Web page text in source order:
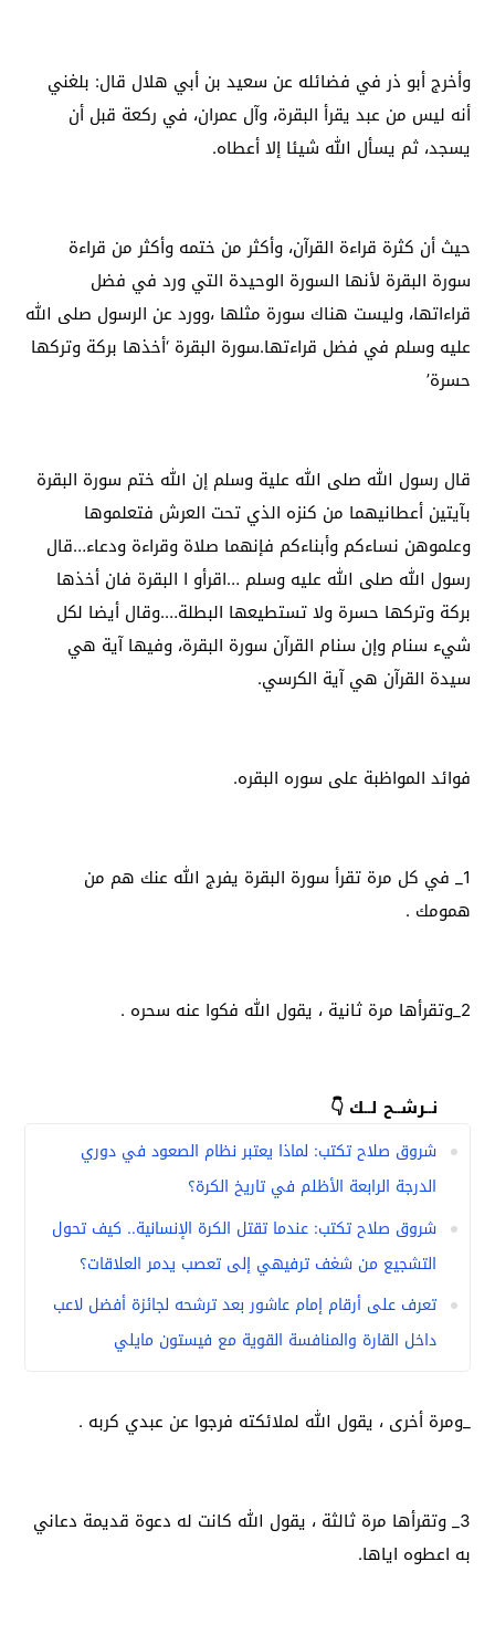
وأخرج أبو ذر في فضائله عن سعيد بن أبي هلال قال‏:‏ بلغني
أنه ليس من عبد يقرأ البقرة، وآل عمران، في ركعة قبل أن
يسجد، ثم يسأل الله شيئا إلا أعطاه‏.
حيث أن كثرة قراءة القرآن، وأكثر من ختمه وأكثر من قراءة
سورة البقرة لأنها السورة الوحيدة التي ورد في فضل
قراءاتها، وليست هناك سورة مثلها ،وورد عن الرسول صلى الله
عليه وسلم في فضل قراءتها.سورة البقرة ‘أخذها بركة وتركها
حسرة’
قال رسول الله صلى الله علية وسلم إن الله ختم سورة البقرة
بآيتين أعطانيهما من كنزه الذي تحت العرش فتعلموها
وعلموهن نساءكم وأبناءكم فإنهما صلاة وقراءة ودعاء…قال
رسول الله صلى الله عليه وسلم …اقرأو ا البقرة فان أخذها
بركة وتركها حسرة ولا تستطيعها البطلة….وقال أيضا لكل
شيء سنام وإن سنام القرآن سورة البقرة، وفيها آية هي
سيدة القرآن هي آية الكرسي.
فوائد المواظبة على سوره البقره.
1_ في كل مرة تقرأ سورة البقرة يفرج الله عنك هم من
همومك .
2_وتقرأها مرة ثانية ، يقول الله فكوا عنه سحره .
نــرشــح لــك 👇
شروق صلاح تكتب: لماذا يعتبر نظام الصعود في دوري
الدرجة الرابعة الأظلم في تاريخ الكرة؟
شروق صلاح تكتب: عندما تقتل الكرة الإنسانية.. كيف تحول
التشجيع من شغف ترفيهي إلى تعصب يدمر العلاقات؟
تعرف على أرقام إمام عاشور بعد ترشحه لجائزة أفضل لاعب
داخل القارة والمنافسة القوية مع فيستون مايلي
_ومرة أخرى ، يقول الله لملائكته فرجوا عن عبدي كربه .
3_ وتقرأها مرة ثالثة ، يقول الله كانت له دعوة قديمة دعاني
به اعطوه اياها.